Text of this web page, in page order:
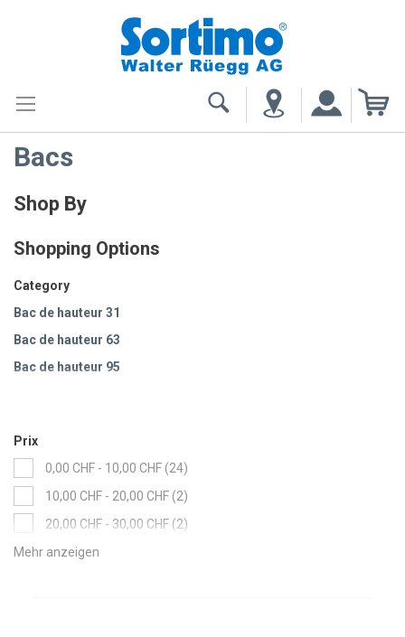
Bacs
Shop By
Shopping Options
Category
Bac de hauteur 31
Bac de hauteur 63
Bac de hauteur 95
Prix
0,00 CHF - 10,00 CHF 24items
10,00 CHF - 20,00 CHF 2items
20,00 CHF - 30,00 CHF 2items
30,00 CHF